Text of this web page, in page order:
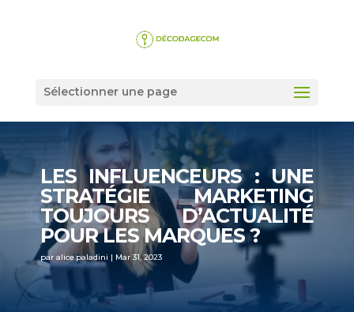
Sélectionner une page
LES INFLUENCEURS : UNE
STRATÉGIE MARKETING
TOUJOURS D’ACTUALITÉ
POUR LES MARQUES ?
par alice.paladini | Mar 31, 2023